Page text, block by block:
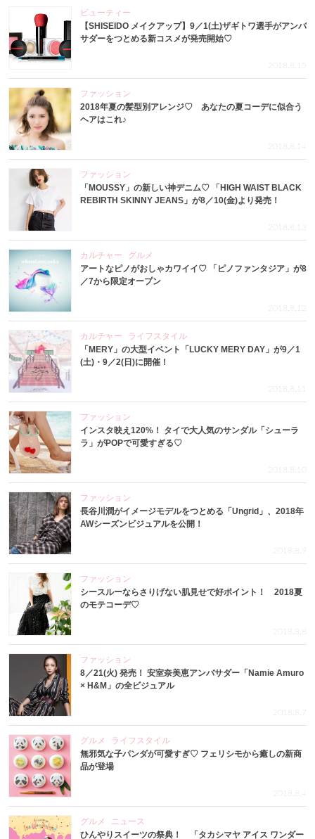
ビューティー
【SHISEIDO メイクアップ】9／1(土)ザギトワ選手がアンバ
サダーをつとめる新コスメが発売開始♡
2018.8.15
ファッション
2018年夏の髪型別アレンジ♡ あなたの夏コーデに似合う
ヘアはこれ♪
2018.8.14
ファッション
「MOUSSY」の新しい神デニム♡ 「HIGH WAIST BLACK
REBIRTH SKINNY JEANS」が8／10(金)より発売！
2018.8.13
カルチャー
グルメ
アートなピノがおしゃカワイイ♡ 「ピノファンタジア」が8
／7から限定オープン
2018.8.12
カルチャー
ライフスタイル
「MERY」の大型イベント「LUCKY MERY DAY」が9／1
(土)・9／2(日)に開催！
2018.8.11
ファッション
インスタ映え120%！ タイで大人気のサンダル「シューラ
ラ」がPOPで可愛すぎる♡
2018.8.10
ファッション
長谷川潤がイメージモデルをつとめる「Ungrid」、2018年
AWシーズンビジュアルを公開！
2018.8.9
ファッション
シースルーならさりげない肌見せで好ポイント！ 2018夏
のモテコーデ♡
2018.8.8
ファッション
8／21(火) 発売！ 安室奈美恵アンバサダー「Namie Amuro
× H&M」の全ビジュアル
2018.8.7
グルメ
ライフスタイル
無邪気な子パンダが可愛すぎ♡ フェリシモから癒しの新商
品が登場
2018.8.4
グルメ
ニュース
ひんやりスイーツの祭典！ 「タカシマヤ アイス ワンダー